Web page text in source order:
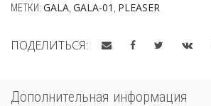
МЕТКИ: GALA GALA-01 PLEASER
ПОДЕЛИТЬСЯ:
Дополнительная информация